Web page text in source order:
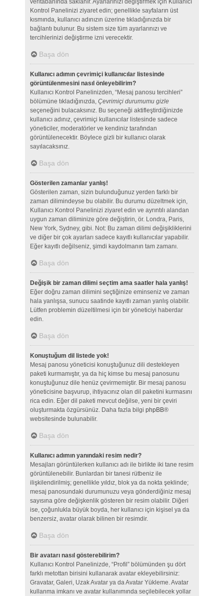
veritabanında saklanır. Ayarlarınızı değiştirmek için Kullanıcı
Kontrol Panelinizi ziyaret edin; genellikle sayfaların üst
kısmında, kullanıcı adınızın üzerine tıkladığınızda bir
bağlantı bulunur. Bu sistem size tüm ayarlarınızı ve
tercihlerinizi değiştirme izni verecektir.
Başa dön
Kullanıcı adımın çevrimiçi kullanıcılar listesinde
görüntülenmesini nasıl önleyebilirim?
Kullanıcı Kontrol Panelinizden, “Mesaj panosu tercihleri”
bölümüne tıkladığınızda, Çevrimiçi durumumu gizle
seçeneğini bulacaksınız. Bu seçeneği aktifleştirdiğinizde
kullanıcı adınız, çevrimiçi kullanıcılar listesinde sadece
yöneticiler, moderatörler ve kendiniz tarafından
görüntülenecektir. Böylece gizli bir kullanıcı olarak
sayılacaksınız.
Başa dön
Gösterilen zamanlar yanlış!
Gösterilen zaman, sizin bulunduğunuz yerden farklı bir
zaman dilimindeyse bu olabilir. Bu durumu düzeltmek için,
Kullanıcı Kontrol Panelinizi ziyaret edin ve ayrıntılı alandan
uygun zaman diliminize göre değiştirin, ör. Londra, Paris,
New York, Sydney, gibi. Not: Bu zaman dilimi değişikliklerini
ve diğer bir çok ayarları sadece kayıtlı kullanıcılar yapabilir.
Eğer kayıtlı değilseniz, şimdi kaydolmanın tam zamanı.
Başa dön
Değişik bir zaman dilimi seçtim ama saatler hala yanlış!
Eğer doğru zaman dilimini seçtiğinize eminseniz ve zaman
hala yanlışsa, sunucu saatinde kayıtlı zaman yanlış olabilir.
Lütfen problemin düzeltilmesi için bir yöneticiyi haberdar
edin.
Başa dön
Konuştuğum dil listede yok!
Mesaj panosu yöneticisi konuştuğunuz dili destekleyen
paketi kurmamıştır, ya da hiç kimse bu mesaj panosunu
konuştuğunuz dile henüz çevirmemiştir. Bir mesaj panosu
yöneticisine başvurup, ihtiyacınız olan dil paketini kurmasını
rica edin. Eğer dil paketi mevcut değilse, yeni bir çeviri
oluşturmakta özgürsünüz. Daha fazla bilgi phpBB®
websitesinde bulunabilir.
Başa dön
Kullanıcı adımın yanındaki resim nedir?
Mesajları görüntülerken kullanıcı adı ile birlikte iki tane resim
görüntülenebilir. Bunlardan bir tanesi rütbeniz ile
ilişkilendirilmiş; genellikle yıldız, blok ya da nokta şeklinde;
mesaj panosundaki durumunuzu veya gönderdiğiniz mesaj
sayısına göre değişkenlik gösteren bir resim olabilir. Diğeri
ise, çoğunlukla büyük boyda, her kullanıcı için kişisel ya da
benzersiz, avatar olarak bilinen bir resimdir.
Başa dön
Bir avatarı nasıl gösterebilirim?
Kullanıcı Kontrol Panelinizde, “Profil” bölümünden şu dört
farklı metottan birisini kullanarak avatar ekleyebilirsiniz:
Gravatar, Galeri, Uzak Avatar ya da Avatar Yükleme. Avatar
kullanma imkanı ve avatar kullanımında seçilebilecek yollar